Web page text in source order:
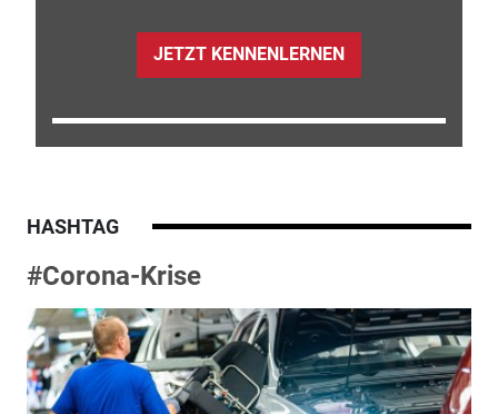
JETZT KENNENLERNEN
HASHTAG
#Corona-Krise